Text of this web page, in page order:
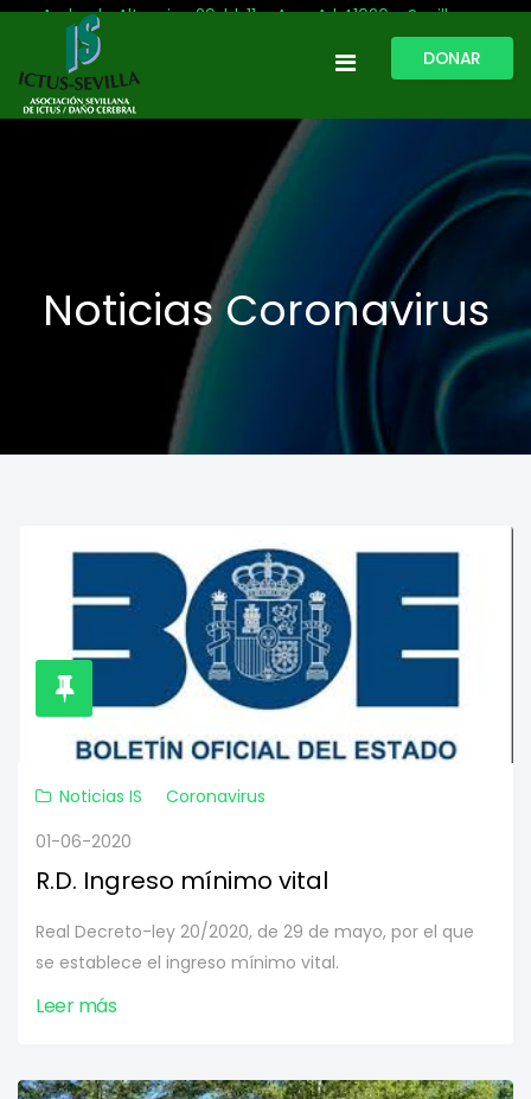
Avda. de Altamira, 29, bl. 11 – Acc. A | 41020 - Sevilla
954 513 999
ictussevilla@hotmail.com
DONAR
Noticias Coronavirus
Noticias IS
Coronavirus
01-06-2020
R.D. Ingreso mínimo vital
Real Decreto-ley 20/2020, de 29 de mayo, por el que
se establece el ingreso mínimo vital.
Leer más